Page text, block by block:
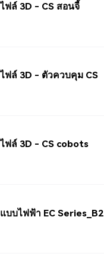
ไฟล์ 3D - CS สอนจี้
ไฟล์ 3D - ตัวควบคุม CS
ไฟล์ 3D - CS cobots
แบบไฟฟ้า EC Series_B2